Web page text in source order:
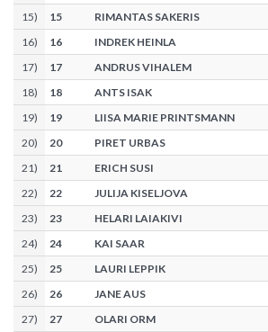
15) 15
RIMANTAS SAKERIS
16) 16
INDREK HEINLA
17) 17
ANDRUS VIHALEM
18) 18
ANTS ISAK
19) 19
LIISA MARIE PRINTSMANN
20) 20
PIRET URBAS
21) 21
ERICH SUSI
22) 22
JULIJA KISELJOVA
23) 23
HELARI LAIAKIVI
24) 24
KAI SAAR
25) 25
LAURI LEPPIK
26) 26
JANE AUS
27) 27
OLARI ORM